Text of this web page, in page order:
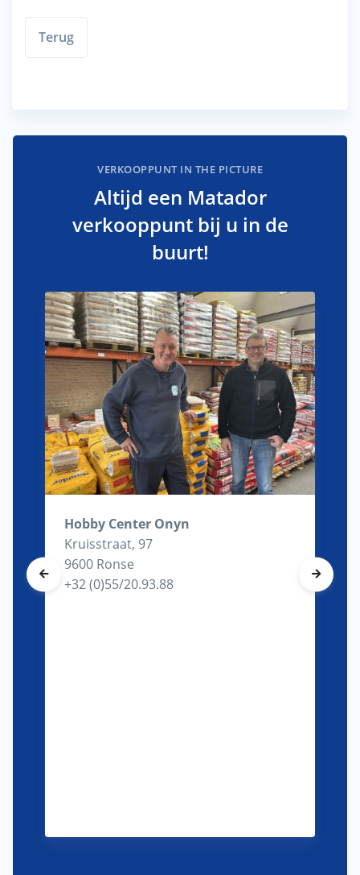
Terug
VERKOOPPUNT IN THE PICTURE
Altijd een Matador
verkooppunt bij u in de
buurt!
Hobby Center Onyn
Kruisstraat, 97
9600 Ronse
+32 (0)55/20.93.88